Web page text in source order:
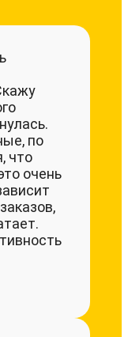
по
что
очень